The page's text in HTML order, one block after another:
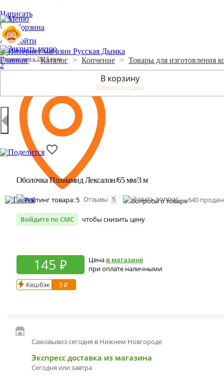
Написать
Корзина
Войти
Производим с 2014 года
2
Главная > Каталог > Копчение > Товары для изготовления
В корзину
Забрать сегодня
Оболочка Полиамид Лексалон/65 мм/3 м
Отзывы 5 Задать вопрос 640
Войдите по СМС чтобы снизить цену
145 ₽ Цена в магазине
при оплате наличными
Кешбэк
5 ₽
Самовывоз сегодня в Нижнем Новгороде
Экспресс доставка из магазина
Сегодня или завтра